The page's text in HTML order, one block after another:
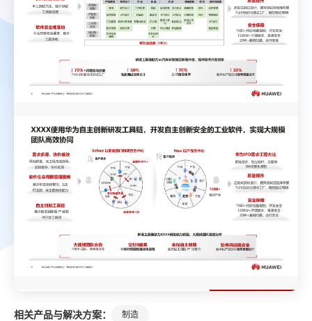
相关产品与解决方案： 制造